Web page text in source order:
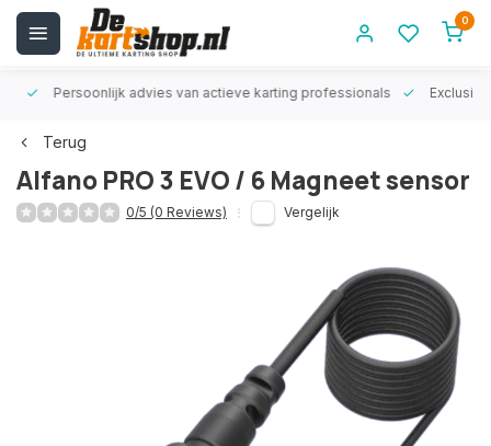
0
Persoonlijk advies van actieve karting professionals
Terug
Alfano PRO 3 EVO / 6 Magneet sensor
0/5 (0 Reviews) Vergelijk